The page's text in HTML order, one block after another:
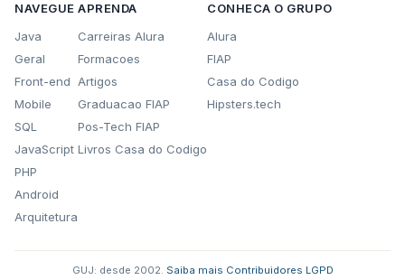
NAVEGUE
Java
Geral
Front-end
Mobile
SQL
JavaScript
PHP
Android
Arquitetura
APRENDA
Carreiras Alura
Formacoes
Artigos
Graduacao FIAP
Pos-Tech FIAP
Livros Casa do Codigo
CONHECA O GRUPO
Alura
FIAP
Casa do Codigo
Hipsters.tech
GUJ: desde 2002. Saiba mais Contribuidores LGPD